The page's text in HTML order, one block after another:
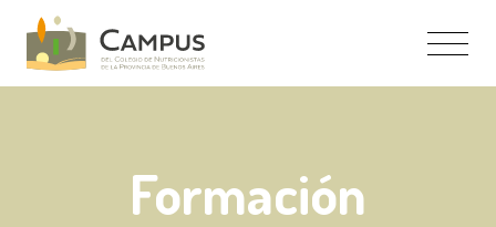
Formación